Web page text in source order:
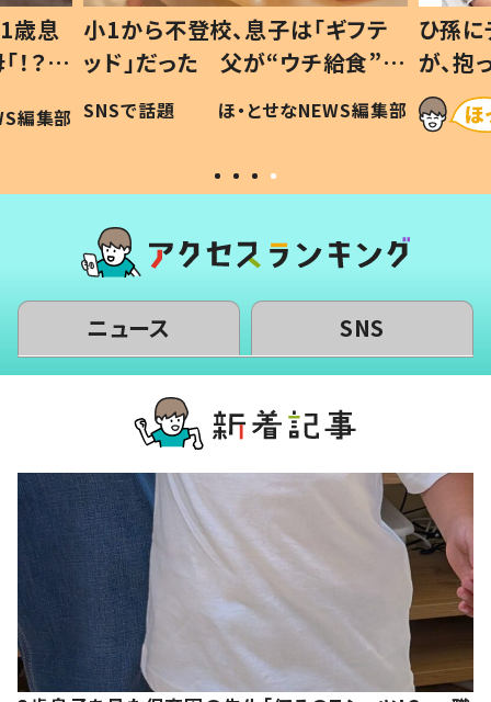
歳息
？」
編集部
小1から不登校、息子は「ギフテ
ッド」だった 父が“ウチ給食”を
作り続ける理由とは #令和の親
#令和の子
SNSで話題 ほ・とせなNEWS編集部
ひ孫
が、
「涙が
い」
ニュース SNS